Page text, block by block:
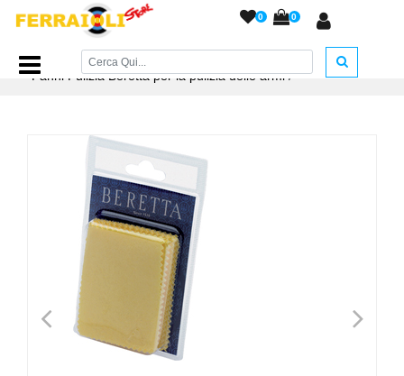
0 0
Home Page/ACCESSORI ARMERIA/Accessori Pulizia
Panni Pulizia Beretta per la pulizia delle armi/
< >